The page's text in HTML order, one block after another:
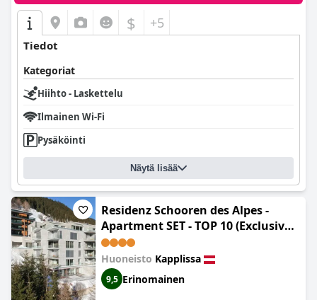
$ +5
Tiedot
Kategoriat
Hiihto - Laskettelu
Ilmainen Wi-Fi
Pysäköinti
Näytä lisää
Residenz Schooren des Alpes -
Apartment SET - TOP 10 (Exclusive
Apartment near Ischgl with Spa
Area in house)
Huoneisto Kapplissa
9,5 Erinomainen